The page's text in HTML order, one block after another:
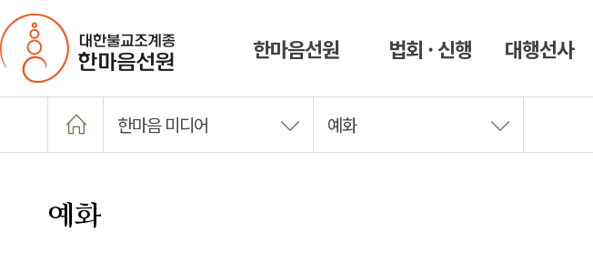
한마음선원 법회 · 신행 대행선사
한마음 미디어 예화
예화